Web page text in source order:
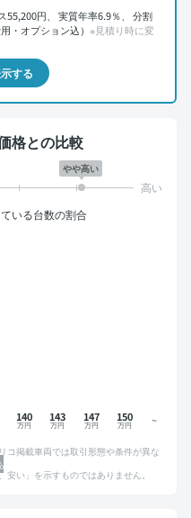
55,200円、 実質年率6.9％、 分割
・オプション込） ※見積り時に変
する
格との比較
やや高い
いる台数の割合
140 143 147 150
コ掲載車両では取引形態や条件が異な
い」を示すものではありません。